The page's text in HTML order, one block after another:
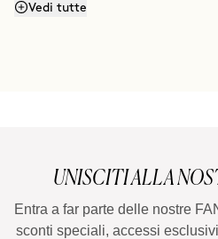
Posso continuare a usare
È adatto per capelli trattati
Vedi tutte
UNISCITI ALLA
Entra a far parte delle nostre
sconti speciali, accessi